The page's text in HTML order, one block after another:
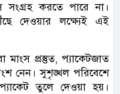
সংগ্রহ করতে পারে না।
দেওয়ার লক্ষ্যেই এই
মাংস প্রস্তুত, প্যাকেটজাত
নেন। সুশৃঙ্খল পরিবেশে
তুলে দেওয়া হয়।